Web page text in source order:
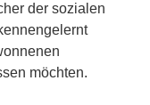
der sozialen
möchten.